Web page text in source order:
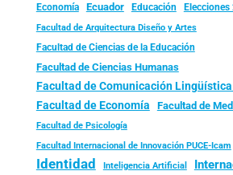
Economía Ecuador Educación Elecciones
Facultad de Arquitectura Diseño y Artes
Facultad de Ciencias de la Educación
Facultad de Ciencias Humanas
Facultad de Comunicación
Facultad de Economía Facultad de
Facultad de Psicología
Facultad Internacional de Innovación PUCE-Icam
Identidad Inteligencia Artificial